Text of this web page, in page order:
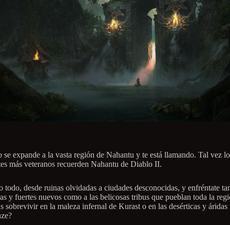
se expande a la vasta región de Nahantu y te está llamando. Tal vez
más veteranos recuerden Nahantu de Diablo II.
todo, desde ruinas olvidadas a ciudades desconocidas, y enfréntate
y fuertes nuevos como a las belicosas tribus que pueblan toda la
sobrevivir en la maleza infernal de Kurast o en las desérticas y áridas